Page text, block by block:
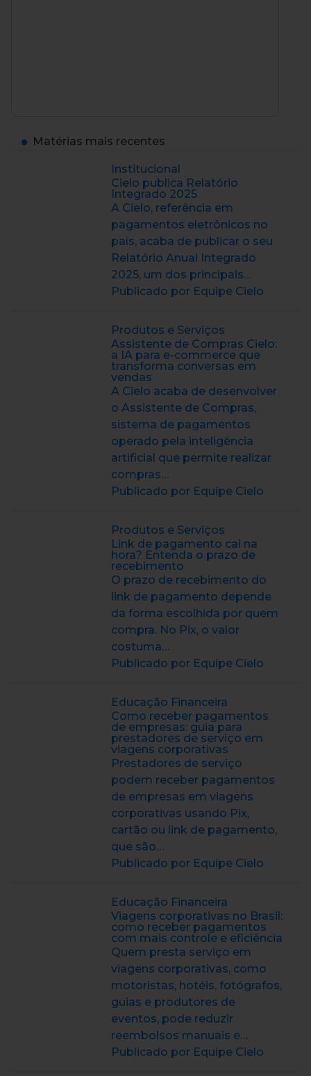
Matérias mais recentes
Institucional
Cielo publica Relatório
Integrado 2025
A Cielo, referência em
pagamentos eletrônicos no
país, acaba de publicar o seu
Relatório Anual Integrado
2025, um dos principais…
Publicado por Equipe Cielo
Produtos e Serviços
Assistente de Compras Cielo:
a IA para e-commerce que
transforma conversas em
vendas
A Cielo acaba de desenvolver
o Assistente de Compras,
sistema de pagamentos
operado pela inteligência
artificial que permite realizar
compras…
Publicado por Equipe Cielo
Produtos e Serviços
Link de pagamento cai na
hora? Entenda o prazo de
recebimento
O prazo de recebimento do
link de pagamento depende
da forma escolhida por quem
compra. No Pix, o valor
costuma…
Publicado por Equipe Cielo
Educação Financeira
Como receber pagamentos
de empresas: guia para
prestadores de serviço em
viagens corporativas
Prestadores de serviço
podem receber pagamentos
de empresas em viagens
corporativas usando Pix,
cartão ou link de pagamento,
que são…
Publicado por Equipe Cielo
Educação Financeira
Viagens corporativas no Brasil:
como receber pagamentos
com mais controle e eficiência
Quem presta serviço em
viagens corporativas, como
motoristas, hotéis, fotógrafos,
guias e produtores de
eventos, pode reduzir
reembolsos manuais e…
Publicado por Equipe Cielo